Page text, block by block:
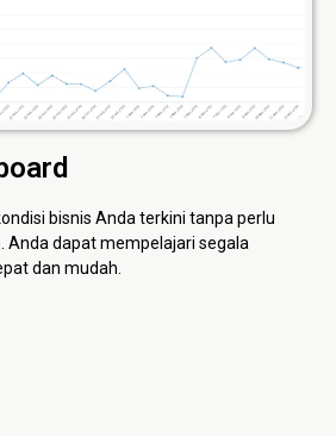
bisnis Anda terkini tanpa perlu
Anda dapat mempelajari segala
dan mudah.